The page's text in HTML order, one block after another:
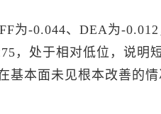
为-0.044、DEA为-
，处于相对低位，说明
基本面未见根本改善的